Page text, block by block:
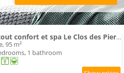
Maison T3 tout confort et spa Le Clos des Pierres
95 m²
1 bathroom